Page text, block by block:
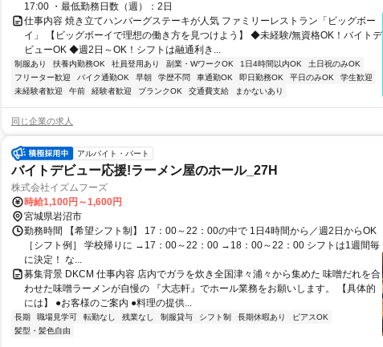
17:00 ・最低勤務日数（週）：2日
仕事内容 焼き立てハンバーグステーキが人気 ファミリーレストラン「ビッグボー
イ」 【ビッグボーイで理想の働き方を見つけよう】 ◆未経験/無資格OK！バイトデ
ビューOK ◆週2日～OK！シフトは融通利き...
制服あり 扶養内勤務OK 社員登用あり 副業・WワークOK 1日4時間以内OK
土日祝のみOK
フリーター歓迎
バイク通勤OK 早朝 学歴不問 車通勤OK 即日勤務OK 平日のみOK
学生歓迎
未経験者歓迎
午前 経験者歓迎 ブランクOK 交通費支給 まかないあり
同じ企業の求人
アルバイト・パート
バイトデビュー応援!ラーメン屋のホール_27H
株式会社イズムフーズ
時給1,100円～1,600円
宮城県岩沼市
勤務時間 【希望シフト制】 17：00～22：00の中で 1日4時間から／週2日からOK
［シフト例］ 学校帰りに →17：00～22：00 →18：00～22：00 シフトは1週間毎
に決定！ な...
募集背景 DKCM 仕事内容 店内でガラを炊き全国津々浦々から集めた 味噌だれを合
わせた味噌ラーメンが自慢の 『大志軒』でホール業務をお願いします。 【具体的
には】 ●お客様のご案内 ●料理の提供...
長期 職場見学可 転勤なし 残業なし 制服貸与 シフト制 長期休暇あり
ピアスOK
髪型・髪色自由